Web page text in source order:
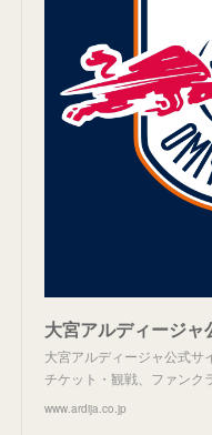
大宮アルディージャ
大宮アルディージャ公式サ
チケット・観戦、ファンク
www.ardija.co.jp